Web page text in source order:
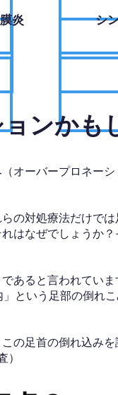
炎 シ
ンかも
オーバープロネー
の対処療法だけで
はなぜでしょうか
あると言われていま
という足部の倒れ
の足首の倒れ込み
）​